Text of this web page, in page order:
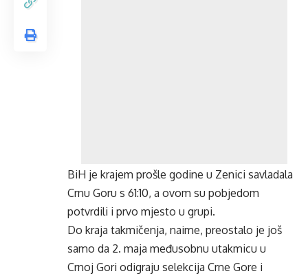
BiH je krajem prošle godine u Zenici savladala
Crnu Goru s 61:10, a ovom su pobjedom
potvrdili i prvo mjesto u grupi.
Do kraja takmičenja, naime, preostalo je još
samo da 2. maja međusobnu utakmicu u
Crnoj Gori odigraju selekcija Crne Gore i